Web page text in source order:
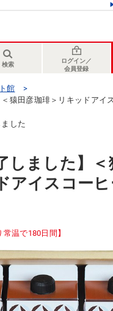
検索
ログイン／
会員登録
館
＜猿田彦珈琲＞リキッドアイ
した
しました】
アイスコーヒ
温で180日間】